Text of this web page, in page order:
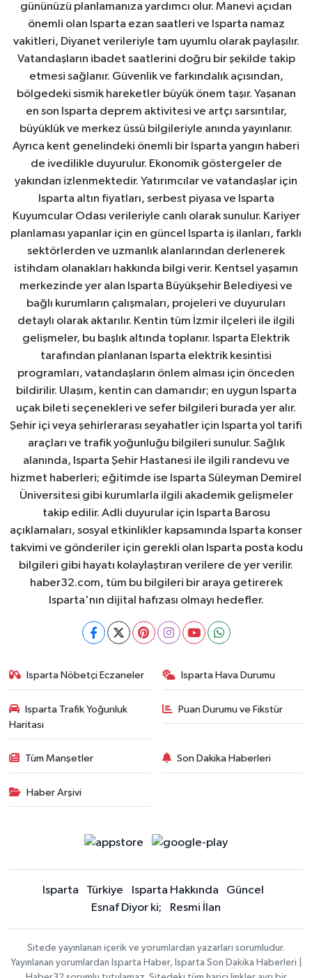
gününüzü planlamanıza yardımcı olur. Manevi açıdan
önemli olan Isparta ezan saatleri ve Isparta namaz
vakitleri, Diyanet verileriyle tam uyumlu olarak paylaşılır.
Vatandaşların ibadet saatlerini doğru bir şekilde takip
etmesi sağlanır. Güvenlik ve farkındalık açısından,
bölgedeki sismik hareketler büyük önem taşır. Yaşanan
en son Isparta deprem aktivitesi ve artçı sarsıntılar,
büyüklük ve merkez üssü bilgileriyle anında yayınlanır.
Ayrıca kent genelindeki önemli bir Isparta yangın haberi
de ivedilikle duyurulur. Ekonomik göstergeler de
yakından izlenmektedir. Yatırımcılar ve vatandaşlar için
Isparta altın fiyatları, serbest piyasa ve Isparta
Kuyumcular Odası verileriyle canlı olarak sunulur. Kariyer
planlaması yapanlar için en güncel Isparta iş ilanları, farklı
sektörlerden ve uzmanlık alanlarından derlenerek
istihdam olanakları hakkında bilgi verir. Kentsel yaşamın
merkezinde yer alan Isparta Büyükşehir Belediyesi ve
bağlı kurumların çalışmaları, projeleri ve duyuruları
detaylı olarak aktarılır. Kentin tüm İzmir ilçeleri ile ilgili
gelişmeler, bu başlık altında toplanır. Isparta Elektrik
tarafından planlanan Isparta elektrik kesintisi
programları, vatandaşların önlem alması için önceden
bildirilir. Ulaşım, kentin can damarıdır; en uygun Isparta
uçak bileti seçenekleri ve sefer bilgileri burada yer alır.
Şehir içi veya şehirlerarası seyahatler için Isparta yol tarifi
araçları ve trafik yoğunluğu bilgileri sunulur. Sağlık
alanında, Isparta Şehir Hastanesi ile ilgili randevu ve
hizmet haberleri; eğitimde ise Isparta Süleyman Demirel
Üniversitesi gibi kurumlarla ilgili akademik gelişmeler
takip edilir. Adli duyurular için Isparta Barosu
açıklamaları, sosyal etkinlikler kapsamında Isparta konser
takvimi ve gönderiler için gerekli olan Isparta posta kodu
bilgileri gibi hayatı kolaylaştıran verilere de yer verilir.
haber32.com, tüm bu bilgileri bir araya getirerek
Isparta'nın dijital hafızası olmayı hedefler.
Isparta Nöbetçi Eczaneler Isparta Hava Durumu
Isparta Trafik Yoğunluk
Haritası
Puan Durumu ve Fikstür
Tüm Manşetler Son Dakika Haberleri
Haber Arşivi
Isparta Türkiye Isparta Hakkında
Güncel
Esnaf Diyor ki;
Resmi İlan
Sitede yayınlanan içerik ve yorumlardan yazarları sorumludur.
Yayınlanan yorumlardan Isparta Haber, Isparta Son Dakika Haberleri |